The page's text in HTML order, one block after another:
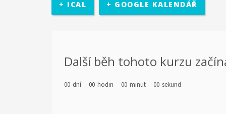
rozhodovací pravomocí. Účastníci se sejdou v třikrát
diagnostiky a poté jejich vlastní motivaci k rozvoji.
realizován školící kurz pro pracovníky s mládeží z
+ ICAL + GOOGLE KALENDÁŘ
Další běh tohoto kurzu
00 dní 00 hodin 00 minut 00 sekund